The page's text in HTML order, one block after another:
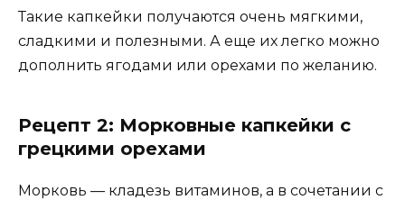
Такие капкейки получаются очень мягкими,
сладкими и полезными. А еще их легко можно
дополнить ягодами или орехами по желанию.
Рецепт 2: Морковные капкейки с
грецкими орехами
Морковь — кладезь витаминов, а в сочетании с